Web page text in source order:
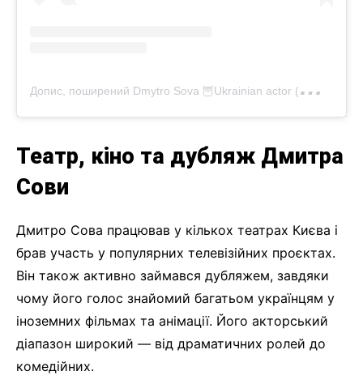
Д
опис, поширений Dmytrо Sova 🦉Ukrainian actor (@dimasovajr)
Театр, кіно та дубляж Дмитра
Сови
Дмитро Сова працював у кількох театрах Києва і
брав участь у популярних телевізійних проєктах.
Він також активно займався дубляжем, завдяки
чому його голос знайомий багатьом українцям у
іноземних фільмах та анімації. Його акторський
діапазон широкий — від драматичних ролей до
комедійних.